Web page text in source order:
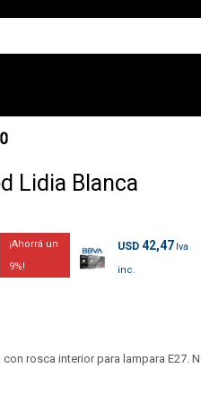
Lidia Blanca
9
USD 42,47
rosca interior para lampara E27.